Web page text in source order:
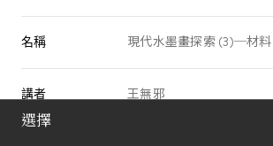
選擇
名稱 現代水墨畫探索 (3)─材料
講者 王無邪